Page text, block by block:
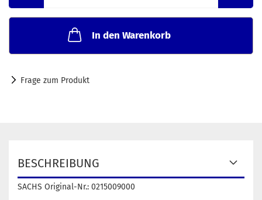
In den Warenkorb
Frage zum Produkt
BESCHREIBUNG
SACHS Original-Nr.: 0215009000